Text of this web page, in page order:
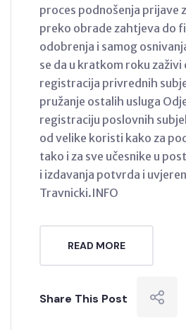
proces podnošenja prijave
preko obrade zahtjeva do
odobrenja i samog
se da u kratkom roku zaživi
registracija privrednih
pružanje ostalih usluga
registraciju poslovnih
od velike koristi kako za
tako i za sve učesnike u
i izdavanja potvrda i
Travnicki.INFO
READ MORE
Share This Post